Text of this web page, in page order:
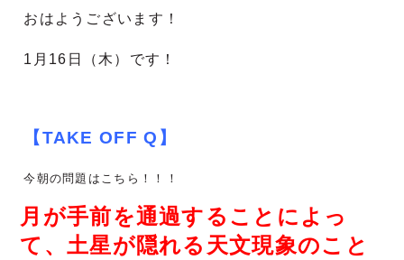
おはようございます！
1 月16 日（木）です！
【TAKE OFF Q】
今朝の問題はこちら！！！
月が手前を通過することによっ
て、土星が隠れる天文現象のこと